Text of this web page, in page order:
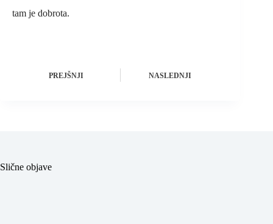
tam je dobrota.
PREJŠNJI NASLEDNJI
Slične objave